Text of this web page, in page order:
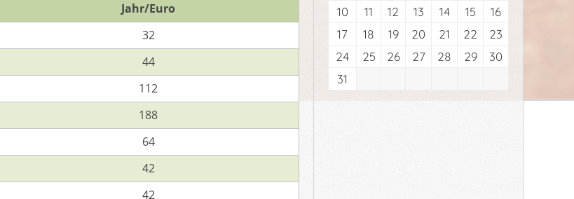
Jahr/Euro
32
44
112
188
64
42
42
10
11 12 13 14 15
16
17
18 19 20 21 22
23
24
25 26 27 28 29
30
31